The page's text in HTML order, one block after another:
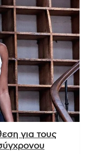
για τους